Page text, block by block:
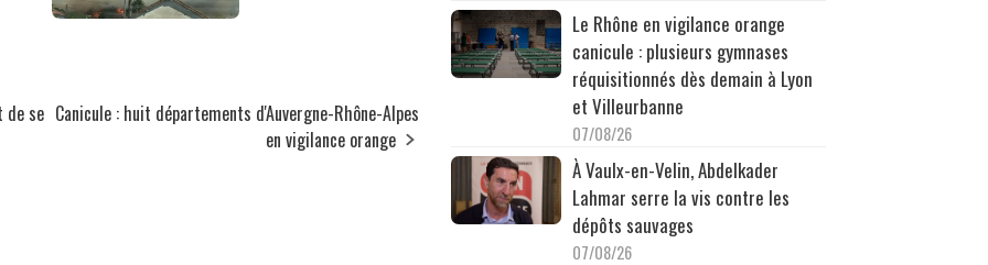
de se Canicule : huit départements d'Auvergne-Rhône-Alpes
en vigilance orange
Le Rhône en vigilance orange
canicule : plusieurs gymnases
réquisitionnés dès demain à Lyon
et Villeurbanne
07/08/26
À Vaulx-en-Velin, Abdelkader
Lahmar serre la vis contre les
dépôts sauvages
07/08/26